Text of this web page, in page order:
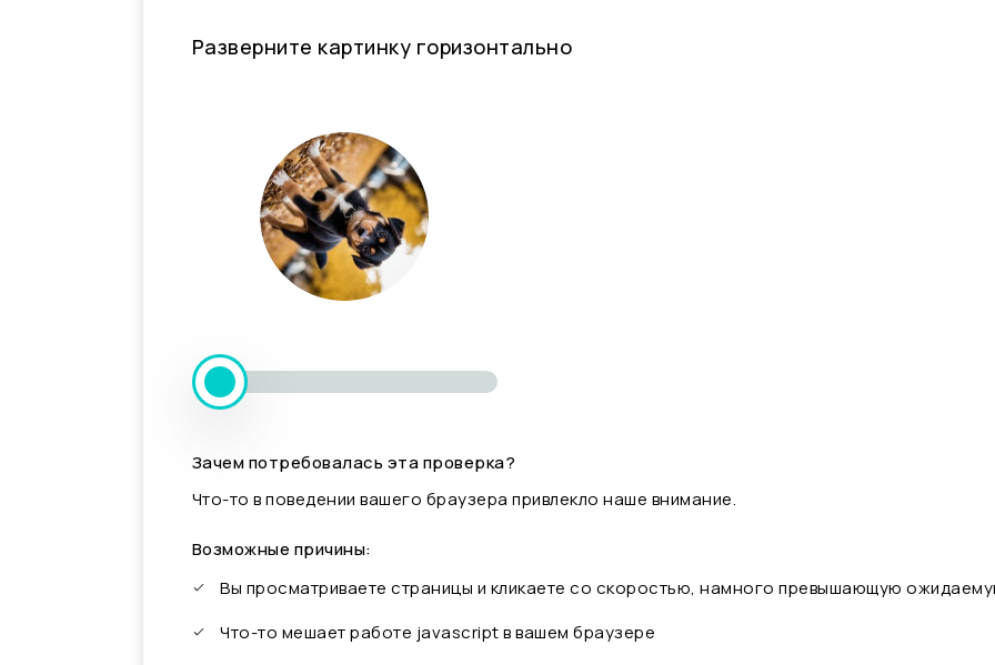
Разверните картинку горизонтально
Зачем потребовалась эта проверка?
Что-то в поведении вашего браузера привлекло наше внимание.
Возможные причины:
Вы просматриваете страницы и кликаете со скоростью, намного превышающую
Что-то мешает работе javascript в вашем браузере